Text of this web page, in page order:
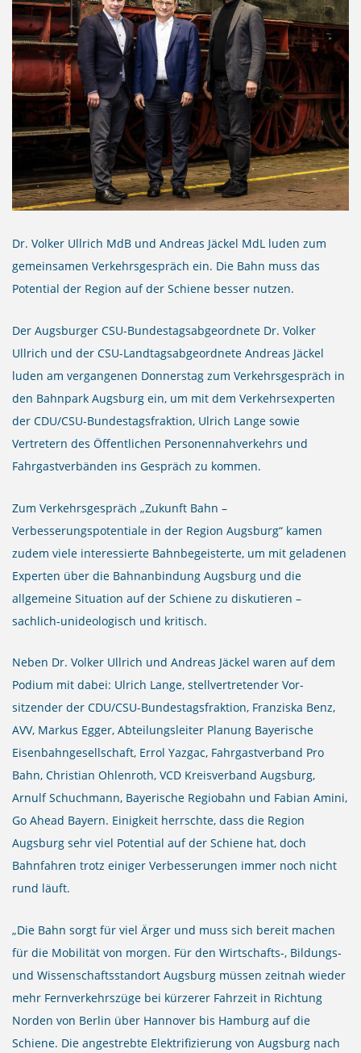
Dr. Volker Ullrich MdB und Andreas Jäckel MdL luden zum
gemeinsamen Verkehrsgespräch ein. Die Bahn muss das
Potential der Region auf der Schiene besser nutzen.
Der Augsburger CSU-Bundestagsabgeordnete Dr. Volker
Ullrich und der CSU-Landtagsabgeordnete Andreas Jäckel
luden am vergangenen Donnerstag zum Verkehrsgespräch in
den Bahnpark Augsburg ein, um mit dem Verkehrsexperten
der CDU/CSU-Bundestagsfraktion, Ulrich Lange sowie
Vertretern des Öffentlichen Personennahverkehrs und
Fahrgastverbänden ins Gespräch zu kommen.
Zum Verkehrsgespräch „Zukunft Bahn –
Verbesserungspotentiale in der Region Augsburg“ kamen
zudem viele interessierte Bahnbegeisterte, um mit geladenen
Experten über die Bahnanbindung Augsburg und die
allgemeine Situation auf der Schiene zu diskutieren –
sachlich-unideologisch und kritisch.
Neben Dr. Volker Ullrich und Andreas Jäckel waren auf dem
Podium mit dabei: Ulrich Lange, stellvertretender Vor-
sitzender der CDU/CSU-Bundestagsfraktion, Franziska Benz,
AVV, Markus Egger, Abteilungsleiter Planung Bayerische
Eisenbahngesellschaft, Errol Yazgac, Fahrgastverband Pro
Bahn, Christian Ohlenroth, VCD Kreisverband Augsburg,
Arnulf Schuchmann, Bayerische Regiobahn und Fabian Amini,
Go Ahead Bayern. Einigkeit herrschte, dass die Region
Augsburg sehr viel Potential auf der Schiene hat, doch
Bahnfahren trotz einiger Verbesserungen immer noch nicht
rund läuft.
„Die Bahn sorgt für viel Ärger und muss sich bereit machen
für die Mobilität von morgen. Für den Wirtschafts-, Bildungs-
und Wissenschaftsstandort Augsburg müssen zeitnah wieder
mehr Fernverkehrszüge bei kürzerer Fahrzeit in Richtung
Norden von Berlin über Hannover bis Hamburg auf die
Schiene. Die angestrebte Elektrifizierung von Augsburg nach